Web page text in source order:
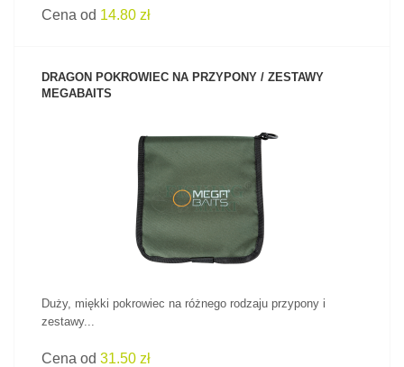
Cena od 14.80 zł
DRAGON POKROWIEC NA PRZYPONY / ZESTAWY
MEGABAITS
Duży, miękki pokrowiec na różnego rodzaju przypony i
zestawy...
Cena od 31.50 zł